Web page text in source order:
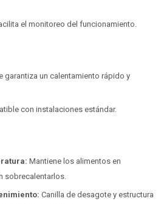
el monitoreo del funcionamiento.
garantiza un calentamiento rápido y
con instalaciones estándar.
Mantiene los alimentos en
sobrecalentarlos.
Canilla de desagote y estructura